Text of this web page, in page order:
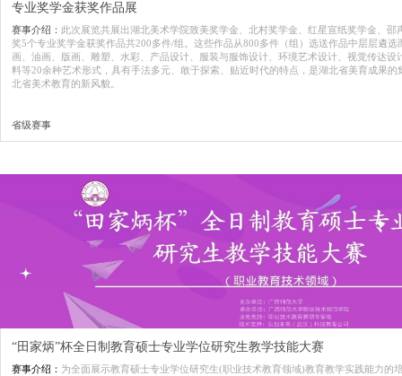
专业奖学金获奖作品展
赛事介绍： 此次展览共展出湖北美术学院致美奖学金、北村奖学金、红星宣纸奖学金、邵
奖5个专业奖学金获奖作品共200多件/组。这些作品从800多件（组）选送作品中层层遴选
画、油画、版画、雕塑、水彩、产品设计、服装与服饰设计、环境艺术设计、视觉传达设
料等20余种艺术形式，具有手法多元、敢于探索、贴近时代的特点，是湖北省美育成果的
北省美术教育的新风貌。
省级赛事
“田家炳”杯全日制教育硕士专业学位研究生教学技能大赛
赛事介绍： 为全面展示教育硕士专业学位研究生(职业技术教育领域)教育教学实践能力的